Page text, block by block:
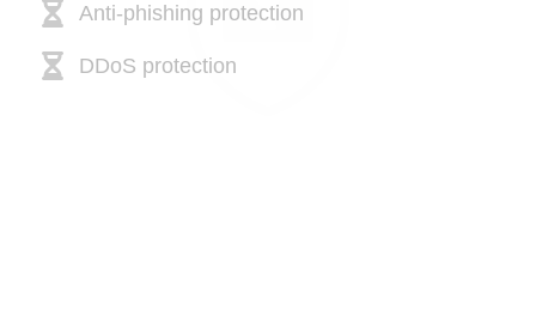
Anti-phishing protection
DDoS protection